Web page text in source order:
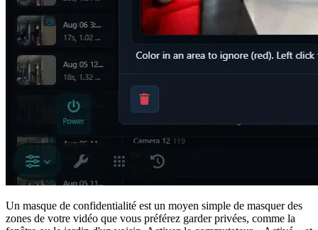
Un masque de confidentialité est un moyen simple de masquer des
zones de votre vidéo que vous préférez garder privées, comme la